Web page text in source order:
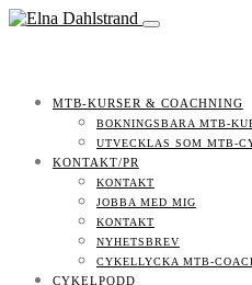
MTB-KURSER & COACHNING
BOKNINGSBARA MTB-
UTVECKLAS SOM MTB-
KONTAKT/PR
KONTAKT
JOBBA MED MIG
KONTAKT
NYHETSBREV
CYKELLYCKA MTB-
CYKELPODD